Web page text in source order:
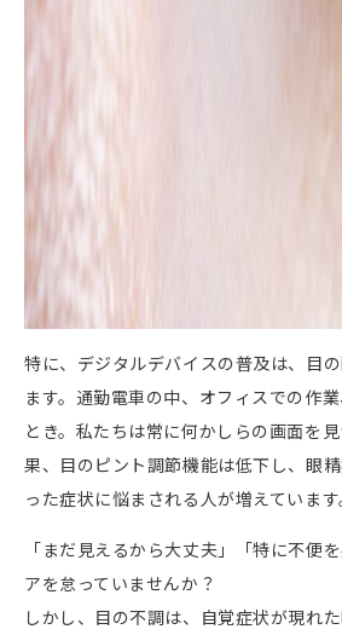
特に、デジタルデバイスの普及は、⽬
ます。通勤電⾞の中、オフィスでの作
とき。私たちは常に何かしらの画⾯を
果、⽬のピント調節機能は低下し、眼
った症状に悩まされる⼈が増えています
「まだ⾒えるから⼤丈夫」「特に不便
アを怠っていませんか？
しかし、⽬の不調は、⾃覚症状が現れ